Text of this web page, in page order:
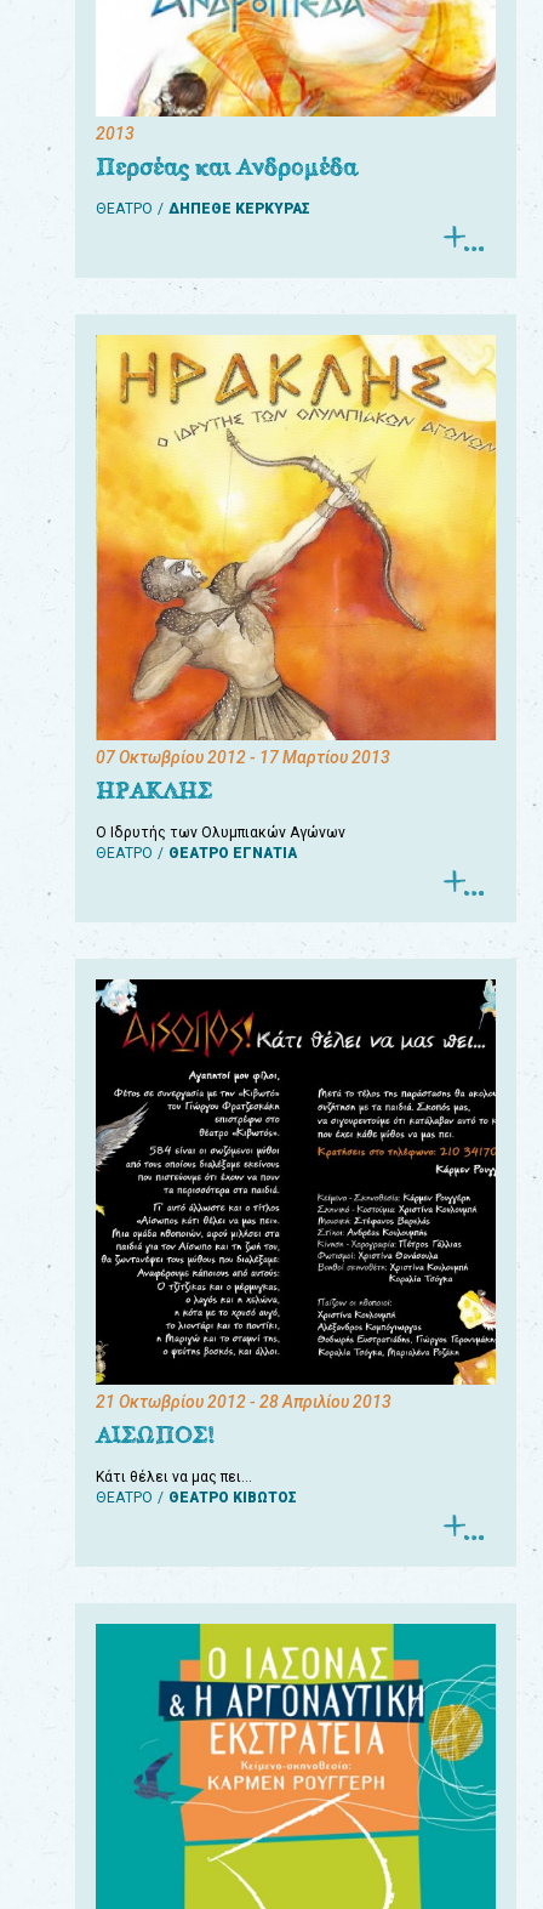
2013
Περσέας και Ανδρομέδα
ΘΕΑΤΡΟ ΔΗΠΕΘΕ ΚΕΡΚΥΡΑΣ
07 Οκτωβρίου 2012- 17 Μαρτίου 2013
ΗΡΑΚΛΗΣ
Ο Ιδρυτής των Ολυμπιακών Αγώνων
ΘΕΑΤΡΟ
ΘΕΑΤΡΟ ΕΓΝΑΤΙΑ
21 Οκτωβρίου 2012- 28 Απριλίου 2013
ΑΙΣΩΠΟΣ!
Κάτι θέλει να μας πει…
ΘΕΑΤΡΟ
ΘΕΑΤΡΟ ΚΙΒΩΤΟΣ